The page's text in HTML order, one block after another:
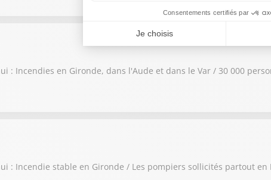
: Incendies en Gironde, dans l'Aude et dans le Var / 30 000
: Incendie stable en Gironde / Les pompiers sollicités partout